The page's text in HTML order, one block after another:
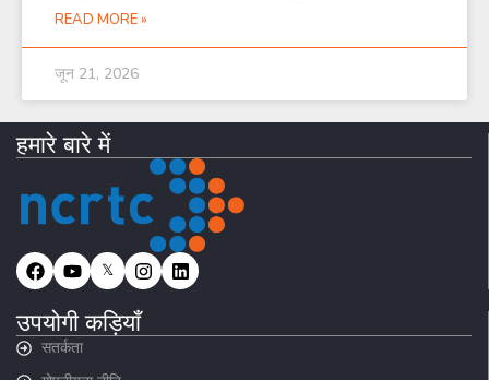
READ MORE »
जून 21, 2026
हमारे बारे में
𝕏
उपयोगी कड़ियाँ
सतर्कता